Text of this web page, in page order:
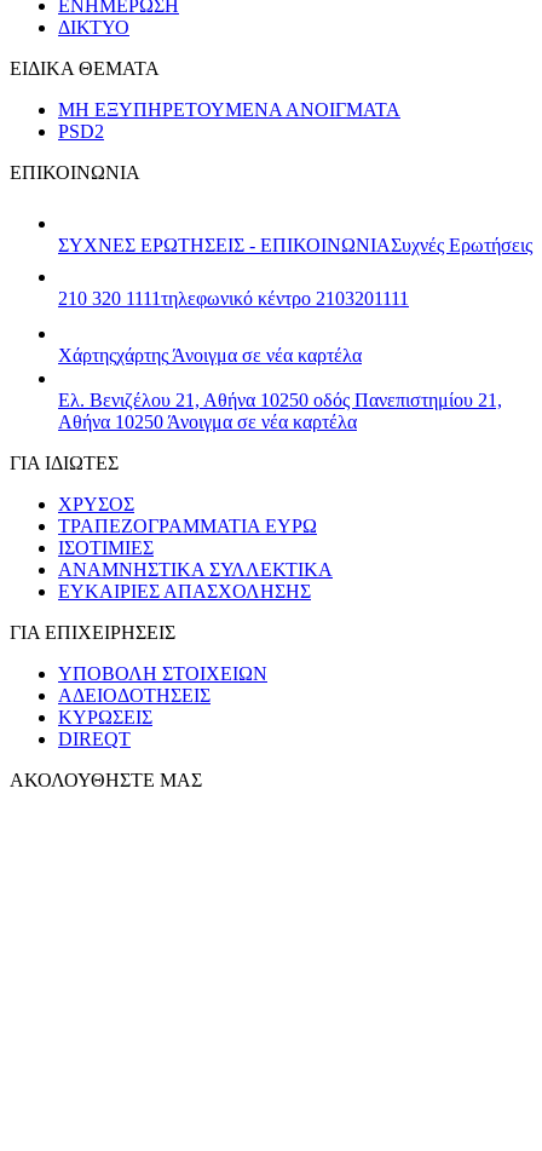
ΕΝΗΜΕΡΩΣΗ
ΔΙΚΤΥΟ
ΕΙΔΙΚΑ ΘΕΜΑΤΑ
ΜΗ ΕΞΥΠΗΡΕΤΟΥΜΕΝΑ ΑΝΟΙΓΜΑΤΑ
PSD2
ΕΠΙΚΟΙΝΩΝΙΑ
ΣΥΧΝΕΣ ΕΡΩΤΗΣΕΙΣ - ΕΠΙΚΟΙΝΩΝΙΑΣυχνές Ερωτήσεις
210 320 1111τηλεφωνικό κέντρο 2103201111
Χάρτηςχάρτης Άνοιγμα σε νέα καρτέλα
Ελ. Βενιζέλου 21, Αθήνα 10250 οδός Πανεπιστημίου 21,
Αθήνα 10250 Άνοιγμα σε νέα καρτέλα
ΓΙΑ ΙΔΙΩΤΕΣ
ΧΡΥΣΟΣ
ΤΡΑΠΕΖΟΓΡΑΜΜΑΤΙΑ ΕΥΡΩ
ΙΣΟΤΙΜΙΕΣ
ΑΝΑΜΝΗΣΤΙΚΑ ΣΥΛΛΕΚΤΙΚΑ
ΕΥΚΑΙΡΙΕΣ ΑΠΑΣΧΟΛΗΣΗΣ
ΓΙΑ ΕΠΙΧΕΙΡΗΣΕΙΣ
ΥΠΟΒΟΛΗ ΣΤΟΙΧΕΙΩΝ
ΑΔΕΙΟΔΟΤΗΣΕΙΣ
ΚΥΡΩΣΕΙΣ
DIREQT
ΑΚΟΛΟΥΘΗΣΤΕ ΜΑΣ